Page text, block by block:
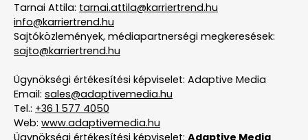
Tarnai Attila: tarnai.attila@karriertrend.hu
info@karriertrend.hu
Sajtóközlemények, médiapartnerségi megkeresések:
sajto@karriertrend.hu
Ügynökségi értékesítési képviselet: Adaptive Media
Email: sales@adaptivemedia.hu
Tel.: +36 1 577 4050
Web: www.adaptivemedia.hu
Ügynökségi értékesítési képviselet: Adaptive Media